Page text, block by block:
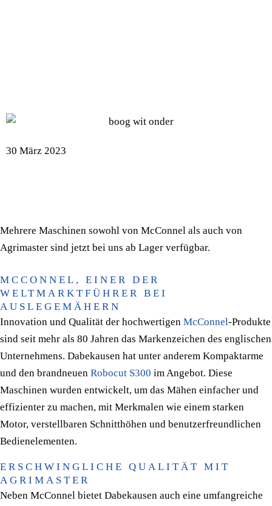
30 März 2023
Mehrere Maschinen sowohl von McConnel als auch von
Agrimaster sind jetzt bei uns ab Lager verfügbar.
MCCONNEL, EINER DER
WELTMARKTFÜHRER BEI
AUSLEGEMÄHERN
Innovation und Qualität der hochwertigen McConnel-Produkte
sind seit mehr als 80 Jahren das Markenzeichen des englischen
Unternehmens. Dabekausen hat unter anderem Kompaktarme
und den brandneuen Robocut S300 im Angebot. Diese
Maschinen wurden entwickelt, um das Mähen einfacher und
effizienter zu machen, mit Merkmalen wie einem starken
Motor, verstellbaren Schnitthöhen und benutzerfreundlichen
Bedienelementen.
ERSCHWINGLICHE QUALITÄT MIT
AGRIMASTER
Neben McConnel bietet Dabekausen auch eine umfangreiche